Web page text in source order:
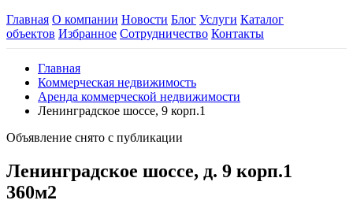
Главная О компании Новости Блог Услуги Каталог
объектов Избранное Сотрудничество Контакты
Главная
Коммерческая недвижимость
Аренда коммерческой недвижимости
Ленинградское шоссе, 9 корп.1
Объявление снято с публикации
Ленинградское шоссе, д. 9 корп.1
360м2